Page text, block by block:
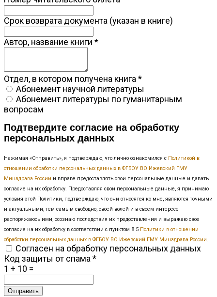
Срок возврата документа (указан в книге)
Автор, название книги *
Отдел, в котором получена книга *
Абонемент научной литературы
Абонемент литературы по гуманитарным
вопросам
Подтвердите согласие на обработку
персональных данных
Нажимая «Отправить», я подтверждаю, что лично ознакомился с Политикой в
отношении обработки персональных данных в ФГБОУ ВО Ижевский ГМУ
Минздрава России и вправе предоставлять свои персональные данные и давать
согласие на их обработку. Предоставляя свои персональные данные, я принимаю
условия этой Политики, подтверждаю, что они относятся ко мне, являются точными
и актуальными, тем самым свободно, своей волей и в своем интересе
распоряжаюсь ими, осознаю последствия их предоставления и выражаю свое
согласие на их обработку в соответствии с пунктом 8.5 Политики в отношении
обработки персональных данных в ФГБОУ ВО Ижевский ГМУ Минздрава России.
Согласен на обработку персональных данных
Код защиты от спама *
1 + 10 =
Отправить